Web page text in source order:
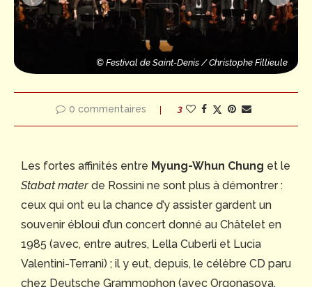
© Festival de Saint-Denis / Christophe Fillieule
© Festival de
© Festival de Saint-Denis / Christophe Fillieule
0 commentaires 3
Les fortes affinités entre Myung-Whun Chung et le
Stabat mater de Rossini ne sont plus à démontrer :
ceux qui ont eu la chance d’y assister gardent un
souvenir ébloui d’un concert donné au Châtelet en
1985 (avec, entre autres, Lella Cuberli et Lucia
Valentini-Terrani) ; il y eut, depuis, le célèbre CD paru
chez Deutsche Grammophon (avec Orgonasova,